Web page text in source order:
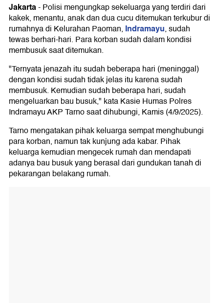
Jakarta-Polisi mengungkap sekeluarga yang terdiri dari
kakek, menantu, anak dan dua cucu ditemukan terkubur di
rumahnya di Kelurahan Paoman, Indramayu, sudah
tewas berhari-hari. Para korban sudah dalam kondisi
membusuk saat ditemukan.
"Ternyata jenazah itu sudah beberapa hari (meninggal)
dengan kondisi sudah tidak jelas itu karena sudah
membusuk. Kemudian sudah beberapa hari, sudah
mengeluarkan bau busuk," kata Kasie Humas Polres
Indramayu AKP Tarno saat dihubungi, Kamis (4/9/2025).
Tarno mengatakan pihak keluarga sempat menghubungi
para korban, namun tak kunjung ada kabar. Pihak
keluarga kemudian mengecek rumah dan mendapati
adanya bau busuk yang berasal dari gundukan tanah di
pekarangan belakang rumah.